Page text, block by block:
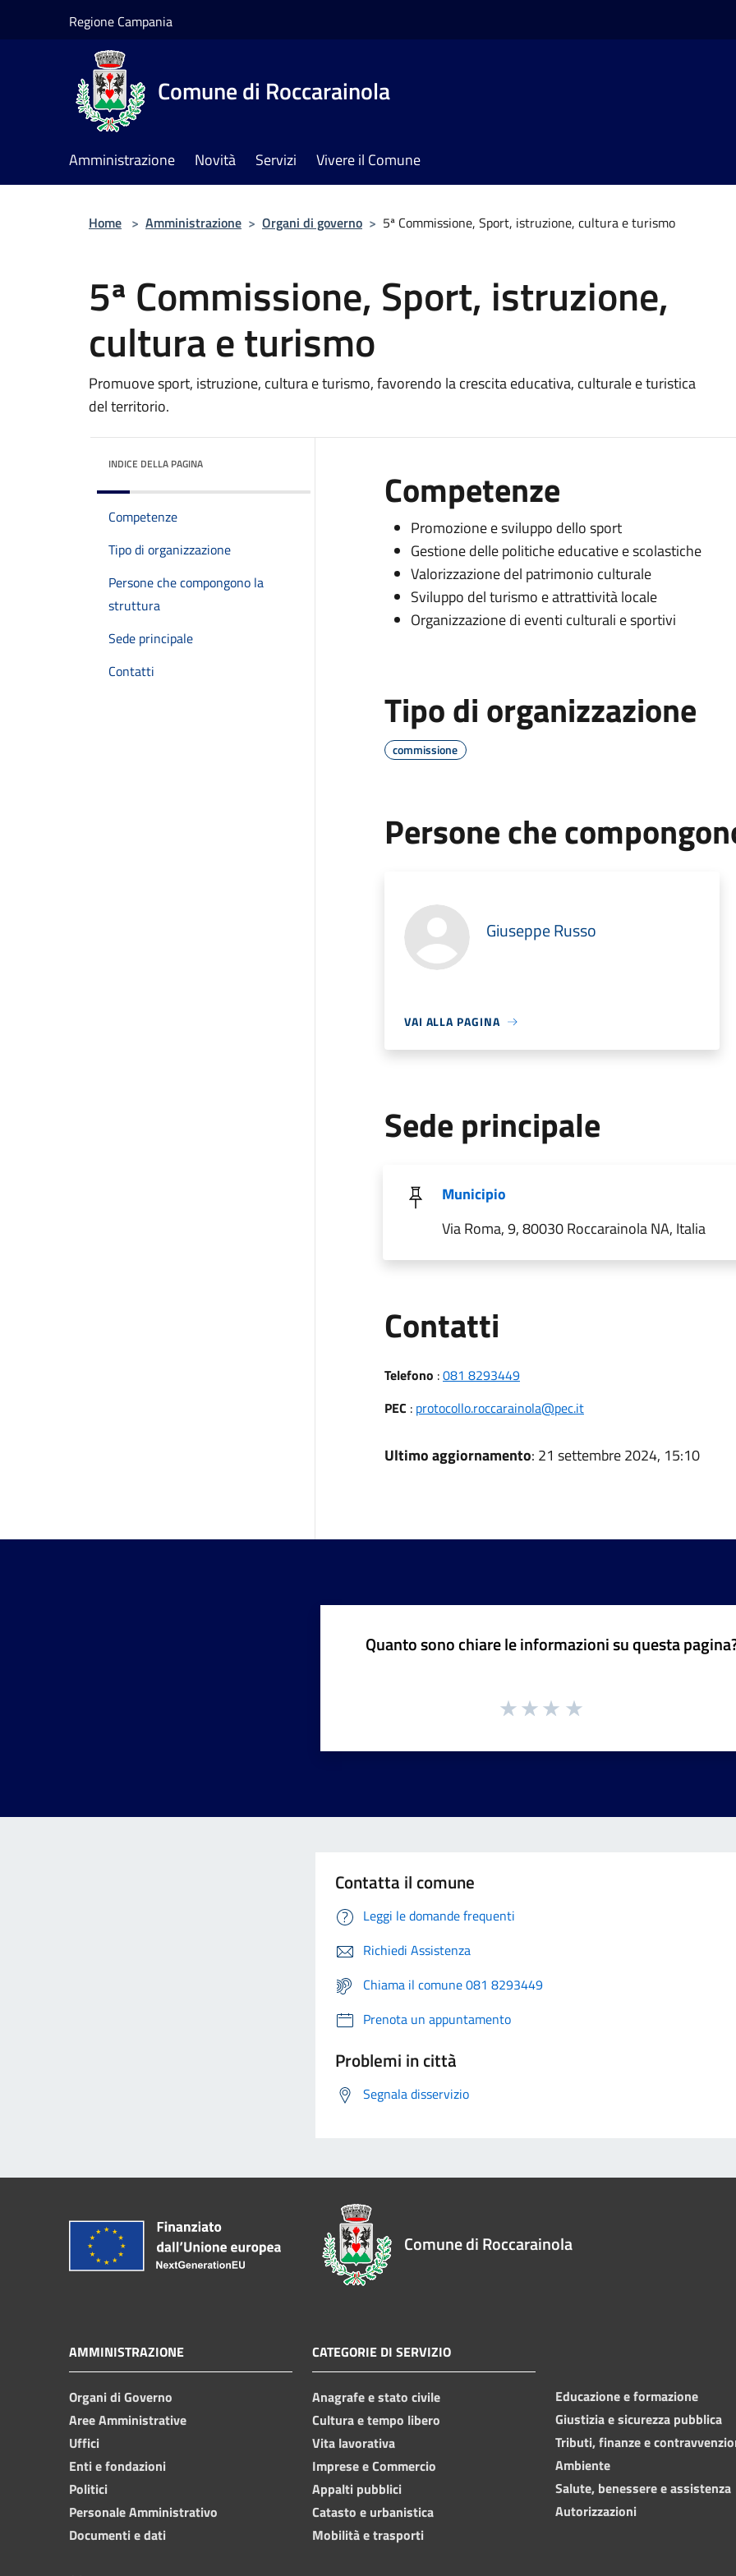
Regione Campania
Comune di Roccarainola
Amministrazione Novità Servizi Vivere il Comune
Home > Amministrazione > Organi di governo > 5ª Commissione, Sport, istruzione, cultura e turismo
5ª Commissione, Sport, istruzione,
cultura e turismo
Promuove sport, istruzione, cultura e turismo, favorendo la crescita educativa, culturale e turistica
del territorio.
INDICE DELLA PAGINA
Competenze
Tipo di organizzazione
Persone che compongono la
struttura
Sede principale
Contatti
Competenze
Promozione e sviluppo dello sport
Gestione delle politiche educative e scolastiche
Valorizzazione del patrimonio culturale
Sviluppo del turismo e attrattività locale
Organizzazione di eventi culturali e sportivi
Tipo di organizzazione
commissione
Persone che
Giuseppe Russo
VAI ALLA PAGINA
Sede principale
Municipio
Via Roma, 9, 80030 Roccarainola NA, Italia
Contatti
Telefono :081 8293449
PEC : protocollo.roccarainola@pec.it
Ultimo aggiornamento: 21 settembre 2024, 15:10
Quanto sono chiare le informazioni su questa
Contatta il comune
Leggi le domande frequenti
Richiedi Assistenza
Chiama il comune 081 8293449
Prenota un appuntamento
Problemi in città
Segnala disservizio
Comune di Roccarainola
AMMINISTRAZIONE
Organi di Governo
Aree Amministrative
Uffici
Enti e fondazioni
Politici
Personale Amministrativo
Documenti e dati
CATEGORIE DI SERVIZIO
Anagrafe e stato civile
Cultura e tempo libero
Vita lavorativa
Imprese e Commercio
Appalti pubblici
Catasto e urbanistica
Mobilità e trasporti
Educazione e formazione
Giustizia e sicurezza pubblica
Tributi, finanze e
Ambiente
Salute, benessere e assistenza
Autorizzazioni